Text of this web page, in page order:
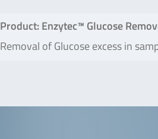
Product: Enzytec™ Glucose
Removal of Glucose excess in